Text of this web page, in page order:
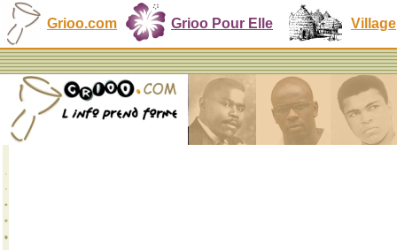
Grioo.com Grioo Pour Elle Village